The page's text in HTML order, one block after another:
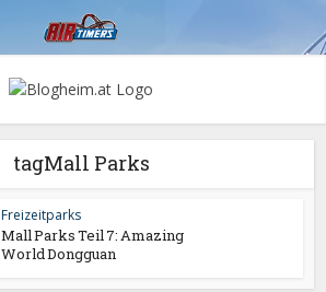
tagMall Parks
Freizeitparks
Mall Parks Teil 7: Amazing
World Dongguan